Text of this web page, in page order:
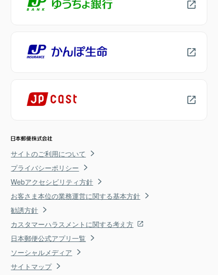
サイトのご利用について
プライバシーポリシー
Webアクセシビリティ方針
お客さま本位の業務運営に関する基本方針
勧誘方針
カスタマーハラスメントに関する考え方
日本郵便公式アプリ一覧
ソーシャルメディア
サイトマップ